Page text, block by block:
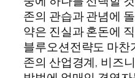
존의 관습과 관념에
약은 진실과 혼돈에
블루오션전략도 마찬
존의 산업경계, 비즈